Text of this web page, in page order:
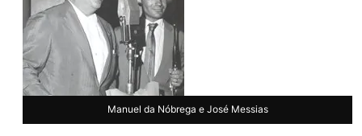
Manuel da Nóbrega e José Messias